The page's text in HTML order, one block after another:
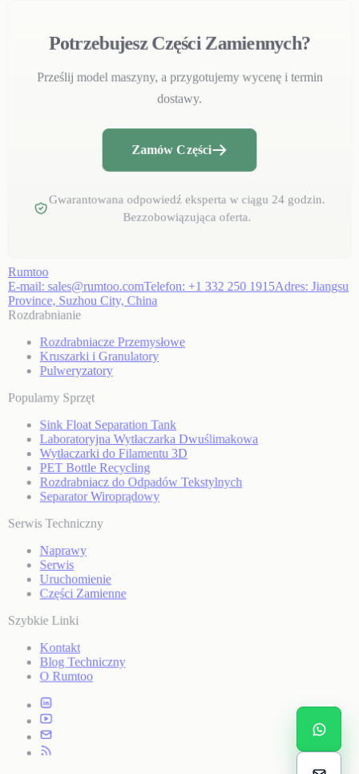
Potrzebujesz Części Zamiennych?
Prześlij model maszyny, a przygotujemy wycenę i termin
dostawy.
Zamów Części
Gwarantowana odpowiedź eksperta w ciągu 24 godzin.
Bezzobowiązująca oferta.
Rumtoo
E-mail: sales@rumtoo.comTelefon: +1 332 250 1915Adres: Jiangsu
Province, Suzhou City, China
Rozdrabnianie
Rozdrabniacze Przemysłowe
Kruszarki i Granulatory
Pulweryzatory
Popularny Sprzęt
Sink Float Separation Tank
Laboratoryjna Wytłaczarka Dwuślimakowa
Wytłaczarki do Filamentu 3D
PET Bottle Recycling
Rozdrabniacz do Odpadów Tekstylnych
Separator Wiroprądowy
Serwis Techniczny
Naprawy
Serwis
Uruchomienie
Części Zamienne
Szybkie Linki
Kontakt
Blog Techniczny
O Rumtoo